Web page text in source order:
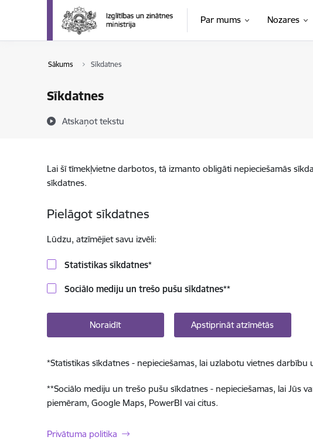
Pāriet uz lapas saturu
Par mums Nozares
Sākums Sīkdatnes
Sīkdatnes
Atskaņot tekstu
Lai šī tīmekļvietne darbotos, tā izmanto obligāti nepieciešamās
sīkdatnes.
Pielāgot sīkdatnes
Lūdzu, atzīmējiet savu izvēli:
Statistikas sīkdatnes*
Sociālo mediju un trešo pušu sīkdatnes**
Noraidīt Apstiprināt atzīmētās
*Statistikas sīkdatnes - nepieciešamas, lai uzlabotu vietnes darbību
**Sociālo mediju un trešo pušu sīkdatnes - nepieciešamas, lai Jūs
piemēram, Google Maps, PowerBI vai citus.
Privātuma politika